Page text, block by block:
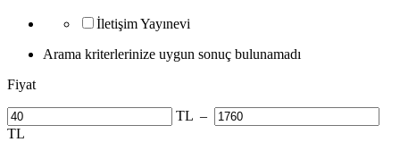
İletişim Yayınevi
Arama kriterlerinize uygun sonuç bulunamadı
Fiyat
TL –
TL